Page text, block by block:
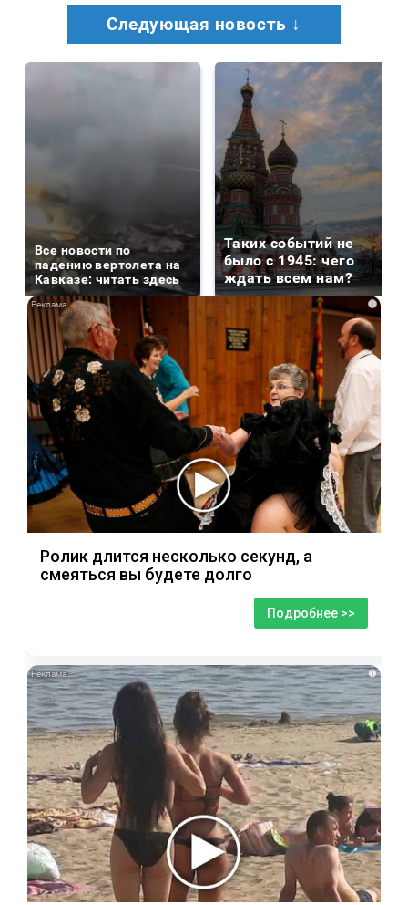
Следующая новость ↓
Все новости по
падению вертолета на
Кавказе: читать здесь
Таких событий не
было с 1945: чего
ждать всем нам?
i
Ролик длится несколько секунд, а
смеяться вы будете долго
Подробнее >>
i